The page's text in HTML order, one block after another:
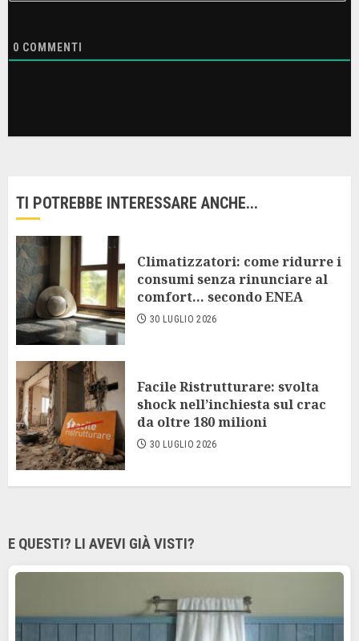
0 COMMENTI
TI POTREBBE INTERESSARE ANCHE...
Climatizzatori: come ridurre i
consumi senza rinunciare al
comfort… secondo ENEA
30 LUGLIO 2026
Facile Ristrutturare: svolta
shock nell’inchiesta sul crac
da oltre 180 milioni
30 LUGLIO 2026
E QUESTI? LI AVEVI GIÀ VISTI?